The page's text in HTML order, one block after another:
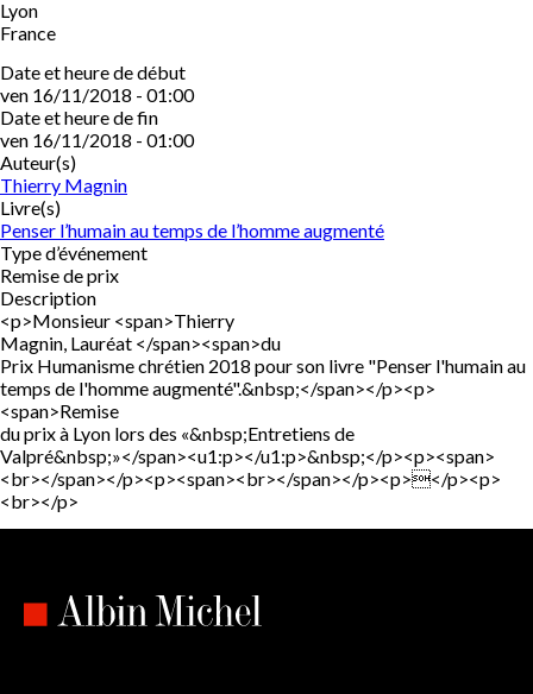
Lyon
France
Date et heure de début
ven 16/11/2018 - 01:00
Date et heure de fin
ven 16/11/2018 - 01:00
Auteur(s)
Thierry Magnin
Livre(s)
Penser l’humain au temps de l’homme augmenté
Type d’événement
Remise de prix
Description
<p>Monsieur <span>Thierry
Magnin, Lauréat </span><span>du
Prix Humanisme chrétien 2018 pour son livre "Penser l'humain au
temps de l'homme augmenté".&nbsp;</span></p><p>
<span>Remise
du prix à Lyon lors des «&nbsp;Entretiens de
Valpré&nbsp;»</span><u1:p></u1:p>&nbsp;</p><p><span>
<br></span></p><p><span><br></span></p><p></p><p>
<br></p>